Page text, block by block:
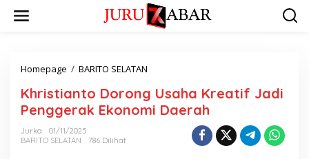
Homepage / BARITO SELATAN
Khristianto Dorong Usaha Kreatif Jadi
Penggerak Ekonomi Daerah
Jurka
01/11/2025
BARITO SELATAN
786 Dilihat